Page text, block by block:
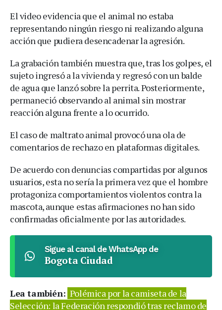
El video evidencia que el animal no estaba
representando ningún riesgo ni realizando alguna
acción que pudiera desencadenar la agresión.
La grabación también muestra que, tras los golpes, el
sujeto ingresó a la vivienda y regresó con un balde
de agua que lanzó sobre la perrita. Posteriormente,
permaneció observando al animal sin mostrar
reacción alguna frente a lo ocurrido.
El caso de maltrato animal provocó una ola de
comentarios de rechazo en plataformas digitales.
De acuerdo con denuncias compartidas por algunos
usuarios, esta no sería la primera vez que el hombre
protagoniza comportamientos violentos contra la
mascota, aunque estas afirmaciones no han sido
confirmadas oficialmente por las autoridades.
Sigue al canal de WhatsApp de
Bogota Ciudad
Lea también: Polémica por la camiseta de la
Selección: la Federación respondió tras reclamo de